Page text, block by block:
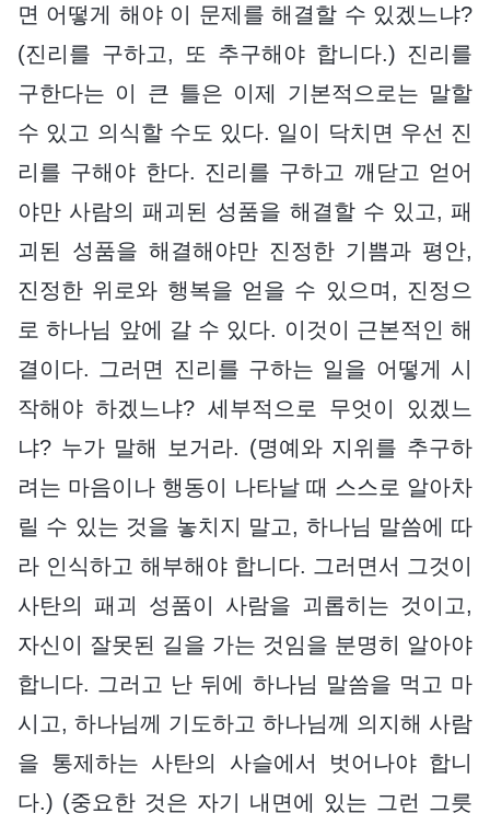
면 어떻게 해야 이 문제를 해결할 수 있겠느냐?
(진리를 구하고, 또 추구해야 합니다.) 진리를
구한다는 이 큰 틀은 이제 기본적으로는 말할
수 있고 의식할 수도 있다. 일이 닥치면 우선 진
리를 구해야 한다. 진리를 구하고 깨닫고 얻어
야만 사람의 패괴된 성품을 해결할 수 있고, 패
괴된 성품을 해결해야만 진정한 기쁨과 평안,
진정한 위로와 행복을 얻을 수 있으며, 진정으
로 하나님 앞에 갈 수 있다. 이것이 근본적인 해
결이다. 그러면 진리를 구하는 일을 어떻게 시
작해야 하겠느냐? 세부적으로 무엇이 있겠느
냐? 누가 말해 보거라. (명예와 지위를 추구하
려는 마음이나 행동이 나타날 때 스스로 알아차
릴 수 있는 것을 놓치지 말고, 하나님 말씀에 따
라 인식하고 해부해야 합니다. 그러면서 그것이
사탄의 패괴 성품이 사람을 괴롭히는 것이고,
자신이 잘못된 길을 가는 것임을 분명히 알아야
합니다. 그러고 난 뒤에 하나님 말씀을 먹고 마
시고, 하나님께 기도하고 하나님께 의지해 사람
을 통제하는 사탄의 사슬에서 벗어나야 합니
다.) (중요한 것은 자기 내면에 있는 그런 그릇